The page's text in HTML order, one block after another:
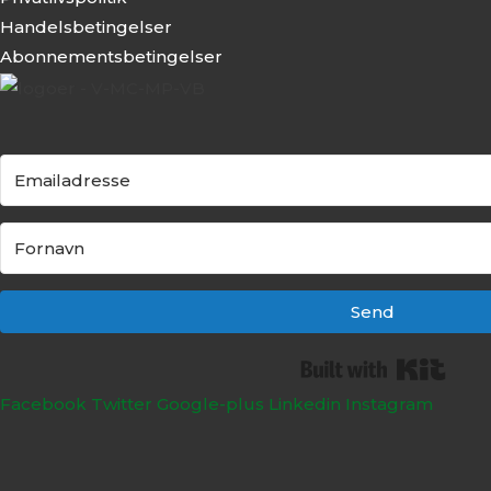
Handelsbetingelser
Abonnementsbetingelser
Send
Facebook Twitter Google-plus Linkedin Instagram